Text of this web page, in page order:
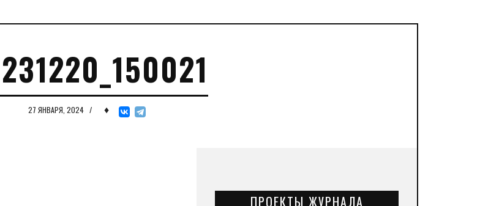
27 ЯНВАРЯ, 2024 / ♦
ПРОЕКТЫ ЖУРНАЛА